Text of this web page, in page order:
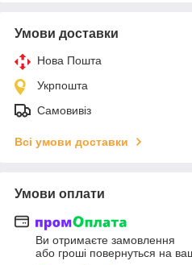
Умови доставки
Нова Пошта
Укрпошта
Самовивіз
Всі умови доставки
Умови оплати
Ви отримаєте замовлення
або гроші повернуться на